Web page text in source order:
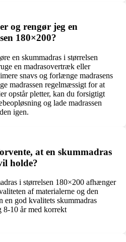
og rengør jeg en
180×200?
en skummadras i størrelsen
en madrasovertræk eller
snavs og forlænge madrasens
madrassen regelmæssigt for at
opstår pletter, kan du forsigtigt
og lade madrassen
igen.
at en skummadras
holde?
i størrelsen 180×200 afhænger
af materialerne og den
en god kvalitets skummadras
8-10 år med korrekt